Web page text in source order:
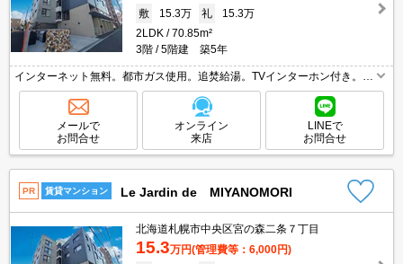
敷
15.3万 礼
15.3万
2LDK
70.85m²
3階
5階建 築5年
インターネット無料。都市ガス使用。追焚給湯。TVインターホン付き。オ
ートロック。システムキッチン。ウォークインクローゼット付き。宅配ボ
ックスあり。防犯カメラ。ロードヒーティング。駐輪場有。角部屋。
メールで
お問合せ
オンライン
来店
LINEで
お問合せ
PR 賃貸マンション Le Jardin de MIYANOMORI
北海道札幌市中央区宮の森二条７丁目
15.3万円(管理費等：6,000円)